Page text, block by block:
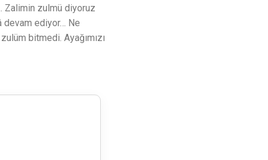
Zalimin zulmü diyoruz
devam ediyor… Ne
bitmedi. Ayağımızı